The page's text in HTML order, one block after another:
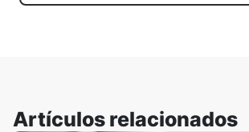
Artículos relacionados